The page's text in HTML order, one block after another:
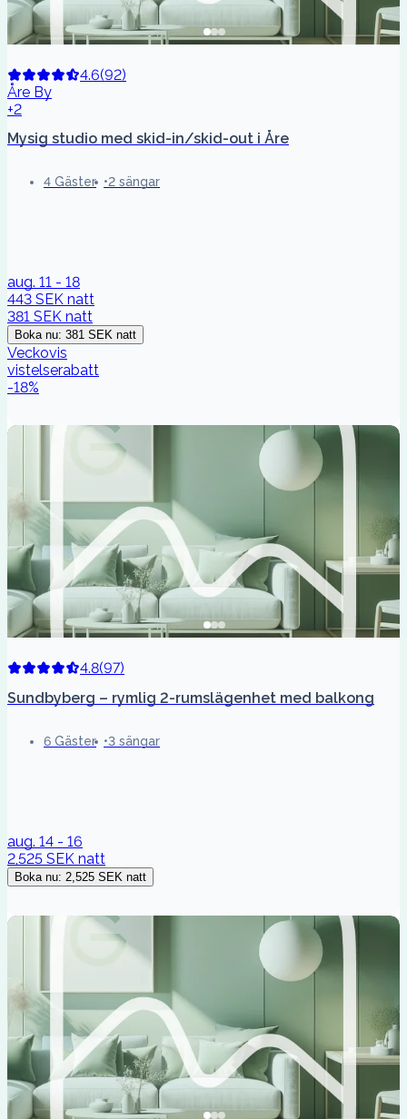
4.6(92)
Åre By
+2
Mysig studio med skid-in/skid-out i Åre
4 Gäster 2 sängar
aug. 11 - 18
443 SEK natt
381 SEK natt
Boka nu: 381 SEK natt
Veckovis
vistelserabatt
-18%
4.8(97)
Sundbyberg – rymlig 2-rumslägenhet med balkong
6 Gäster 3 sängar
aug. 14 - 16
2,525 SEK natt
Boka nu: 2,525 SEK natt